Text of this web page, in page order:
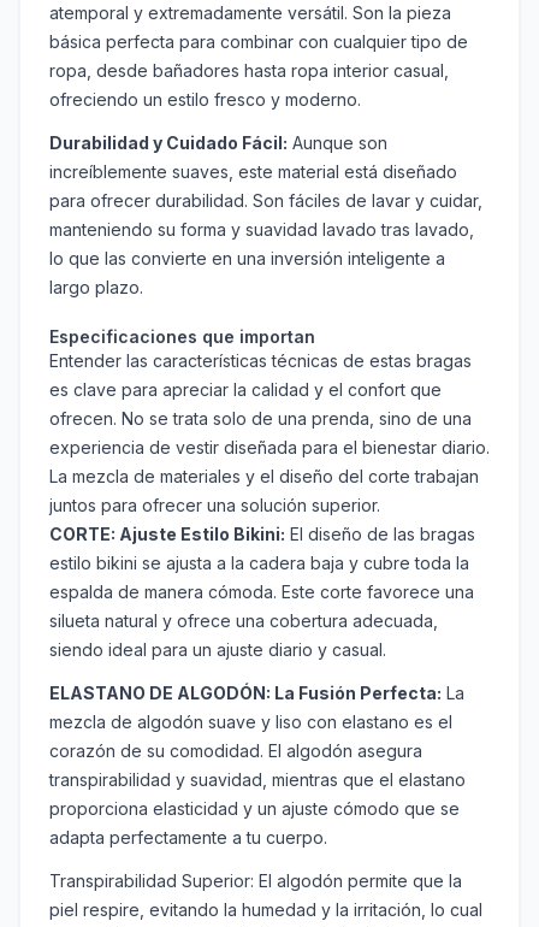
atemporal y extremadamente versátil. Son la pieza
básica perfecta para combinar con cualquier tipo de
ropa, desde bañadores hasta ropa interior casual,
ofreciendo un estilo fresco y moderno.
Durabilidad y Cuidado Fácil: Aunque son
increíblemente suaves, este material está diseñado
para ofrecer durabilidad. Son fáciles de lavar y cuidar,
manteniendo su forma y suavidad lavado tras lavado,
lo que las convierte en una inversión inteligente a
largo plazo.
Especificaciones que importan
Entender las características técnicas de estas bragas
es clave para apreciar la calidad y el confort que
ofrecen. No se trata solo de una prenda, sino de una
experiencia de vestir diseñada para el bienestar diario.
La mezcla de materiales y el diseño del corte trabajan
juntos para ofrecer una solución superior.
CORTE: Ajuste Estilo Bikini: El diseño de las bragas
estilo bikini se ajusta a la cadera baja y cubre toda la
espalda de manera cómoda. Este corte favorece una
silueta natural y ofrece una cobertura adecuada,
siendo ideal para un ajuste diario y casual.
ELASTANO DE ALGODÓN: La Fusión Perfecta: La
mezcla de algodón suave y liso con elastano es el
corazón de su comodidad. El algodón asegura
transpirabilidad y suavidad, mientras que el elastano
proporciona elasticidad y un ajuste cómodo que se
adapta perfectamente a tu cuerpo.
Transpirabilidad Superior: El algodón permite que la
piel respire, evitando la humedad y la irritación, lo cual